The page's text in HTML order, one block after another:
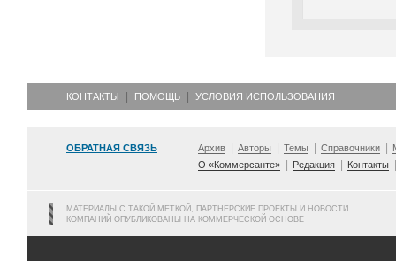
КОНТАКТЫ ПОМОЩЬ УСЛОВИЯ ИСПОЛЬЗОВАНИЯ
ОБРАТНАЯ СВЯЗЬ Архив Авторы Темы Справочники
О «Коммерсанте»
Редакция Контакты
МАТЕРИАЛЫ С ТАКОЙ МЕТКОЙ, ПАРТНЕРСКИЕ ПРОЕКТЫ И НОВОСТИ
КОМПАНИЙ ОПУБЛИКОВАНЫ НА КОММЕРЧЕСКОЙ ОСНОВЕ